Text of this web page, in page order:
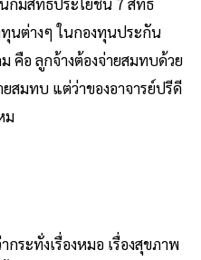
นต่างๆ ในกองทุนประกัน
คือ ลูกจ้างต้องจ่ายสมทบด้วย
สมทบ แต่ว่าของอาจารย์ปรีดี
ม
ระทั่งเรื่องหมอ เรื่องสุขภาพ